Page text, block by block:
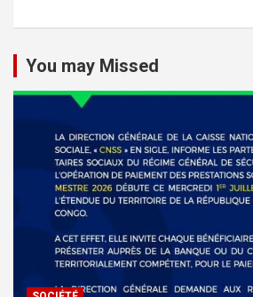
You may Missed